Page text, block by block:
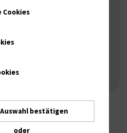
rostock.de ---
8649 und 0381 494 148649
Tel.: 0381 494 8501
Cookies
bestätigen
oder